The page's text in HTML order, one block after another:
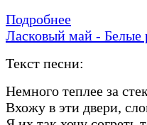
Подробнее
Ласковый май - Белые
Текст песни:
Hемного теплее за
Вхожу в эти двеpи,